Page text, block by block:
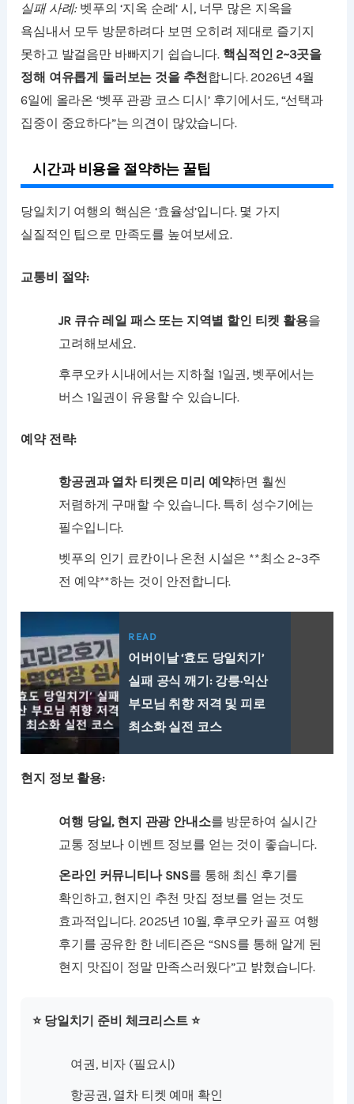
실패 사례:벳푸의 ‘지옥 순례’ 시, 너무 많은 지옥을
욕심내서 모두 방문하려다 보면 오히려 제대로 즐기지
못하고 발걸음만 바빠지기 쉽습니다. 핵심적인 2~3곳을
정해 여유롭게 둘러보는 것을 추천합니다. 2026년 4월
6일에 올라온 ‘벳푸 관광 코스 디시’ 후기에서도, “선택과
집중이 중요하다”는 의견이 많았습니다.
시간과 비용을 절약하는 꿀팁
당일치기 여행의 핵심은 ‘효율성’입니다. 몇 가지
실질적인 팁으로 만족도를 높여보세요.
교통비 절약:
JR 큐슈 레일 패스 또는 지역별 할인 티켓 활용을
고려해보세요.
후쿠오카 시내에서는 지하철 1일권, 벳푸에서는
버스 1일권이 유용할 수 있습니다.
예약 전략:
항공권과 열차 티켓은 미리 예약하면 훨씬
저렴하게 구매할 수 있습니다. 특히 성수기에는
필수입니다.
벳푸의 인기 료칸이나 온천 시설은 **최소 2~3주
전 예약**하는 것이 안전합니다.
READ
어버이날 ‘효도 당일치기’
실패 공식 깨기: 강릉·익산
부모님 취향 저격 및 피로
최소화 실전 코스
현지 정보 활용:
여행 당일, 현지 관광 안내소를 방문하여 실시간
교통 정보나 이벤트 정보를 얻는 것이 좋습니다.
온라인 커뮤니티나 SNS를 통해 최신 후기를
확인하고, 현지인 추천 맛집 정보를 얻는 것도
효과적입니다. 2025년 10월, 후쿠오카 골프 여행
후기를 공유한 한 네티즌은 “SNS를 통해 알게 된
현지 맛집이 정말 만족스러웠다”고 밝혔습니다.
⭐ 당일치기 준비 체크리스트 ⭐
여권, 비자 (필요시)
항공권, 열차 티켓 예매 확인